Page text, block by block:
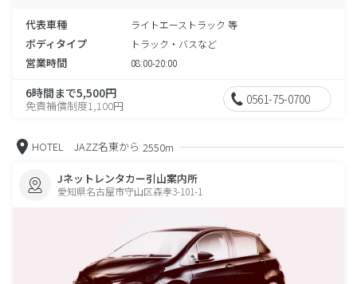
代表車種 ライトエーストラック 等
ボディタイプ トラック・バスなど
営業時間 08:00-20:00
6時間まで5,500円
免責補償制度1,100円 0561-75-0700
HOTEL JAZZ名東から 2550m
Jネットレンタカー引山案内所
愛知県名古屋市守山区森孝3-101-1